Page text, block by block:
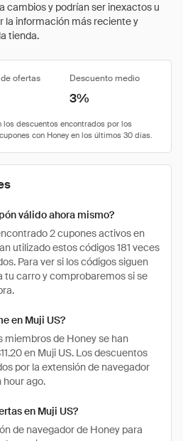
cambios y podrían ser inexactos u
la información más reciente y
tienda.
ofertas Descuento medio
3%
válido ahora mismo?
2 cupones activos en
utilizado estos códigos 181 veces
Para ver si los códigos siguen
tu carro y comprobaremos si se
en Muji US?
miembros de Honey se han
en Muji US. Los descuentos
por la extensión de navegador
hour ago.
en Muji US?
de navegador de Honey para